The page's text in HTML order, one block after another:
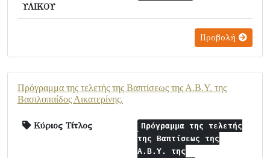
ΥΛΙΚΟΥ
Προβολή
Πρόγραμμα της τελετής της Βαπτίσεως της Α.Β.Υ. της
Βασιλοπαίδος Αικατερίνης.
Κύριος Τίτλος
Πρόγραμμα της τελετής
της Βαπτίσεως της
Α.Β.Υ. της